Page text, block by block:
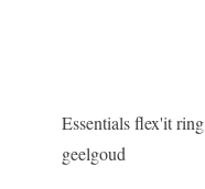
Essentials flex'it ring
geelgoud